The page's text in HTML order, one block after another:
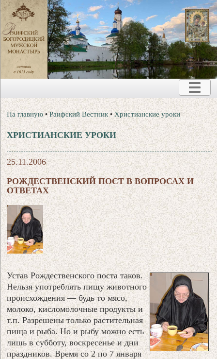
На главную •Раифский Вестник •Христианские уроки
ХРИСТИАНСКИЕ УРОКИ
25.11.2006
РОЖДЕСТВЕНСКИЙ ПОСТ В ВОПРОСАХ И
ОТВЕТАХ
Устав Рождественского поста таков.
Нельзя употреблять пищу животного
происхождения — будь то мясо,
молоко, кисломолочные продукты и
т.п. Разрешены только растительная
пища и рыба. Но и рыбу можно есть
лишь в субботу, воскресенье и дни
праздников. Время со 2 по 7 января